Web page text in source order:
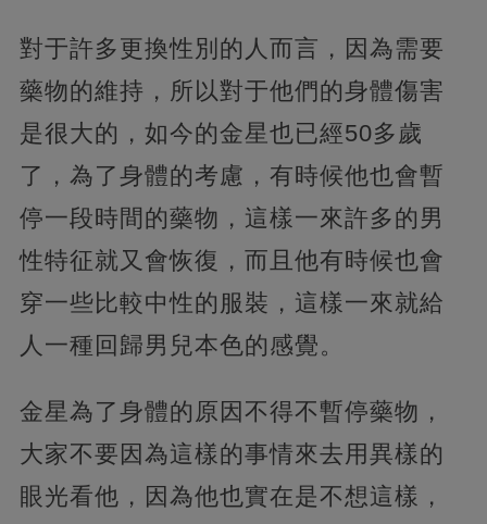
對于許多更換性別的人而言，因為需要
藥物的維持，所以對于他們的身體傷害
是很大的，如今的金星也已經50多歲
了，為了身體的考慮，有時候他也會暫
停一段時間的藥物，這樣一來許多的男
性特征就又會恢復，而且他有時候也會
穿一些比較中性的服裝，這樣一來就給
人一種回歸男兒本色的感覺。
金星為了身體的原因不得不暫停藥物，
大家不要因為這樣的事情來去用異樣的
眼光看他，因為他也實在是不想這樣，